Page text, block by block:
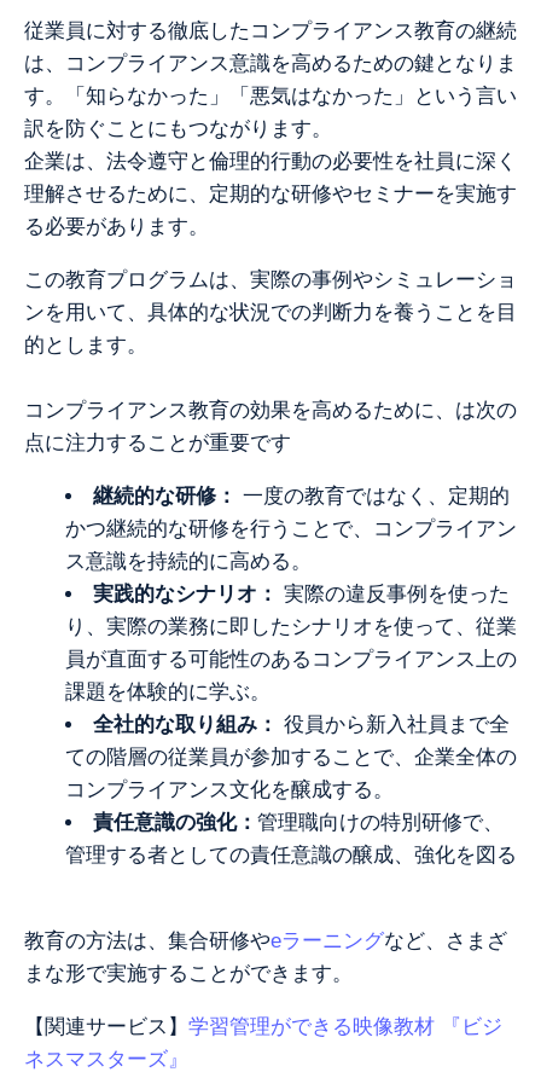
従業員に対する徹底したコンプライアンス教育の継続
は、コンプライアンス意識を高めるための鍵となりま
す。
「知らなかった」「悪気はなかった」という言い
訳を防ぐことにもつながります。
企業は、法令遵守と倫理的行動の必要性を社員に深く
理解させるために、定期的な研修やセミナーを実施す
る必要があります。
この教育プログラムは、実際の事例やシミュレーショ
ンを用いて、具体的な状況での判断力を養うことを目
的とします。
コンプライアンス教育の効果を高めるために、は次の
点に注力することが重要です
継続的な研修： 一度の教育ではなく、定期的
かつ継続的な研修を行うことで、コンプライアン
ス意識を持続的に高める。
実践的なシナリオ： 実際の違反事例を使った
り、実際の業務に即したシナリオを使って、従業
員が直面する可能性のあるコンプライアンス上の
課題を体験的に学ぶ。
全社的な取り組み： 役員から新入社員まで全
ての階層の従業員が参加することで、企業全体の
コンプライアンス文化を醸成する。
責任意識の強化： 管理職向けの特別研修で、
管理する者としての責任意識の醸成、強化を図る
教育の方法は、集合研修やeラーニングなど、さまざ
まな形で実施することができます。
【関連サービス】 学習管理ができる映像教材 『ビジ
ネスマスターズ』